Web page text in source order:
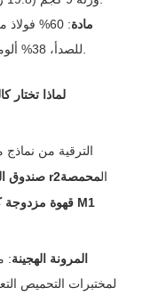
مادة
‌: 60%
لماذا تختار
الترقية من
‌صندوق الرمل الذكي r2 المحمصة
قهوة مزدوجة كاليدو قناص M1‌
المرونة الهجينة‌:
لمختبرات التحميص